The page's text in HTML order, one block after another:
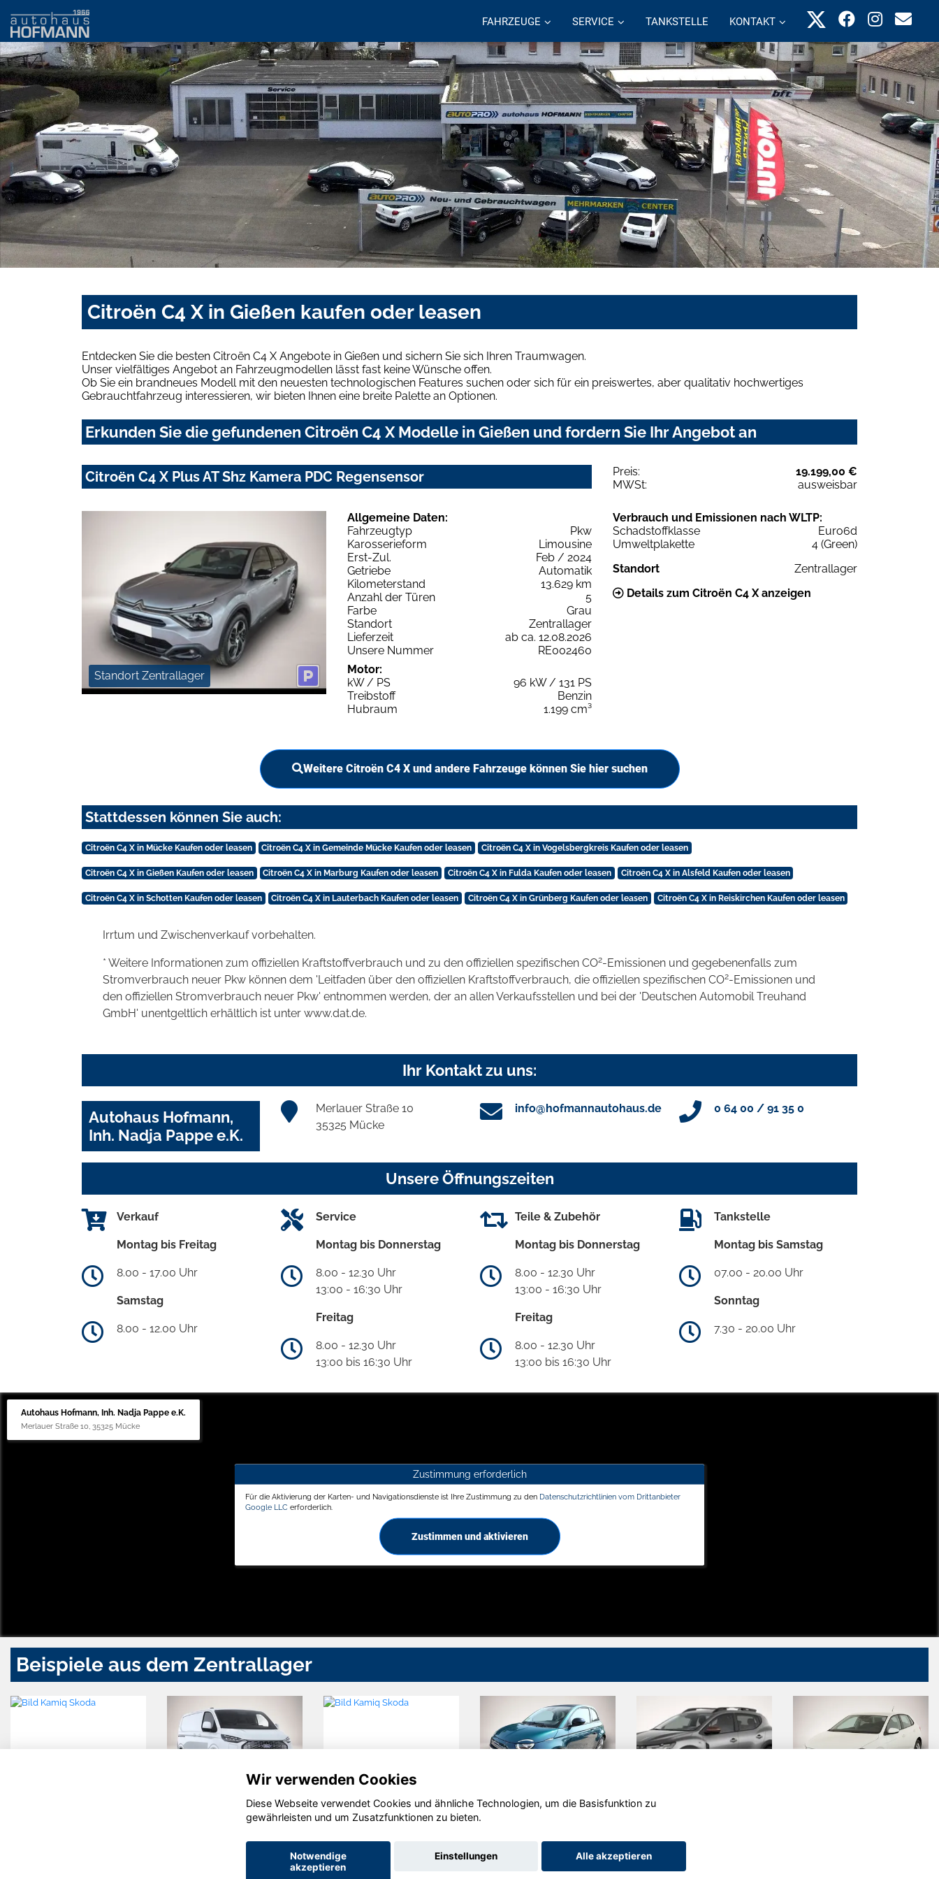
FAHRZEUGE SERVICE TANKSTELLE KONTAKT
Citroën C4 X in Gießen kaufen oder leasen
Entdecken Sie die besten Citroën C4 X Angebote in Gießen und sichern Sie sich Ihren Traumwagen.
Unser vielfältiges Angebot an Fahrzeugmodellen lässt fast keine Wünsche offen.
Ob Sie ein brandneues Modell mit den neuesten technologischen Features suchen oder sich für ein preiswertes, aber qualitativ hochwertiges
Gebrauchtfahrzeug interessieren, wir bieten Ihnen eine breite Palette an Optionen.
Erkunden Sie die gefundenen Citroën C4 X Modelle in Gießen und fordern Sie Ihr Angebot an
Citroën C4 X Plus AT Shz Kamera PDC Regensensor Preis:
19.199,00 €
MWSt:
ausweisbar
Standort Zentrallager
Allgemeine Daten:
Fahrzeugtyp
Pkw
Karosserieform
Limousine
Erst-Zul.
Feb / 2024
Getriebe
Automatik
Kilometerstand
13.629 km
Anzahl der Türen
5
Farbe
Grau
Standort
Zentrallager
Lieferzeit
ab ca. 12.08.2026
Unsere Nummer
RE002460
Motor:
kW / PS
96 kW / 131 PS
Treibstoff
Benzin
Hubraum
1.199 cm³
Verbrauch und Emissionen nach WLTP:
Schadstoffklasse
Euro6d
Umweltplakette
4 (Green)
Standort
Zentrallager
Details zum Citroën C4 X anzeigen
Weitere Citroën C4 X und andere Fahrzeuge können Sie hier suchen
Stattdessen können Sie auch:
Citroën C4 X in Mücke Kaufen oder leasen Citroën C4 X in Gemeinde Mücke Kaufen oder leasen Citroën C4 X in Vogelsbergkreis Kaufen oder leasen
Citroën C4 X in Gießen Kaufen oder leasen Citroën C4 X in Marburg Kaufen oder leasen Citroën C4 X in Fulda Kaufen oder leasen Citroën C4 X in Alsfeld Kaufen oder leasen
Citroën C4 X in Schotten Kaufen oder leasen Citroën C4 X in Lauterbach Kaufen oder leasen Citroën C4 X in Grünberg Kaufen oder leasen Citroën C4 X in Reiskirchen Kaufen oder leasen
Irrtum und Zwischenverkauf vorbehalten.
* Weitere Informationen zum offiziellen Kraftstoffverbrauch und zu den offiziellen spezifischen CO2-Emissionen und gegebenenfalls zum
Stromverbrauch neuer Pkw können dem 'Leitfaden über den offiziellen Kraftstoffverbrauch, die offiziellen spezifischen CO2-Emissionen und
den offiziellen Stromverbrauch neuer Pkw' entnommen werden, der an allen Verkaufsstellen und bei der 'Deutschen Automobil Treuhand
GmbH' unentgeltlich erhältlich ist unter www.dat.de.
Ihr Kontakt zu uns:
Autohaus Hofmann,
Inh. Nadja Pappe e.K.
Merlauer Straße 10
35325 Mücke
info@hofmannautohaus.de 0 64 00 / 91 35 0
Unsere Öffnungszeiten
Verkauf
Montag bis Freitag
8.00 - 17.00 Uhr
Samstag
8.00 - 12.00 Uhr
Service
Montag bis Donnerstag
8.00 - 12.30 Uhr
13:00 - 16:30 Uhr
Freitag
8.00 - 12.30 Uhr
13:00 bis 16:30 Uhr
Teile & Zubehör
Montag bis Donnerstag
8.00 - 12.30 Uhr
13:00 - 16:30 Uhr
Freitag
8.00 - 12.30 Uhr
13:00 bis 16:30 Uhr
Tankstelle
Montag bis Samstag
07.00 - 20.00 Uhr
Sonntag
7.30 - 20.00 Uhr
Autohaus Hofmann, Inh. Nadja Pappe e.K.
Merlauer Straße 10, 35325 Mücke
Zustimmung erforderlich
Für die Aktivierung der Karten- und Navigationsdienste ist Ihre Zustimmung zu den Datenschutzrichtlinien vom Drittanbieter
Google LLC erforderlich.
Zustimmen und aktivieren
Beispiele aus dem Zentrallager
Skoda
Kamiq
Fiat 500 Dacia
Wir verwenden Cookies
Diese Webseite verwendet Cookies und ähnliche Technologien, um die Basisfunktion zu
gewährleisten und um Zusatzfunktionen zu bieten.
Notwendige
akzeptieren
Einstellungen Alle akzeptieren